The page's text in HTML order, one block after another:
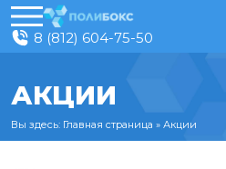
8 (812) 604-75-50
АКЦИИ
Вы здесь: Главная страница » Акции